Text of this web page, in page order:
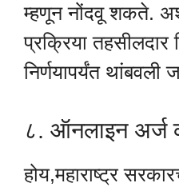
म्हणून नोंदवू शकते.
प्रक्रिया तहसीलदार
निर्णयापर्यंत
८. ऑनलाइन अर्ज
होय,महाराष्ट्र